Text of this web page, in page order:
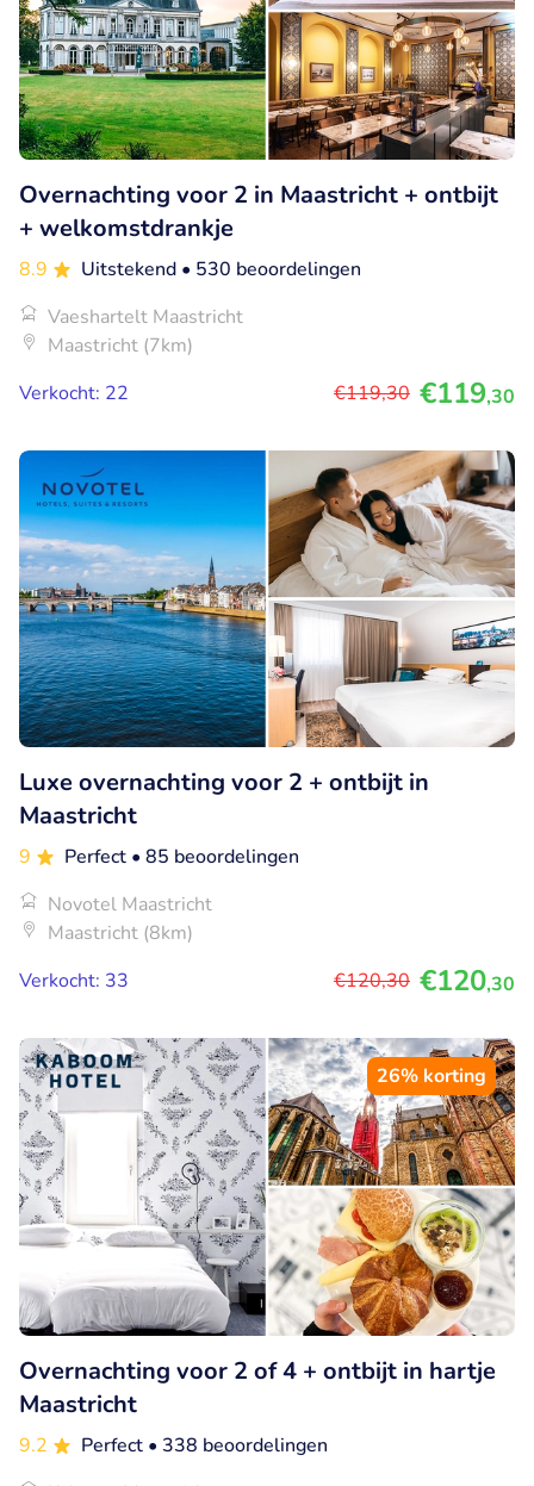
Overnachting voor 2 in Maastricht + ontbijt
+ welkomstdrankje
8.9 Uitstekend • 530 beoordelingen
Vaeshartelt Maastricht
Maastricht (7km)
Verkocht: 22
€119,30 €119,30
Luxe overnachting voor 2 + ontbijt in
Maastricht
9 Perfect • 85 beoordelingen
Novotel Maastricht
Maastricht (8km)
Verkocht: 33
€120,30 €120,30
26% korting
Overnachting voor 2 of 4 + ontbijt in hartje
Maastricht
9.2 Perfect • 338 beoordelingen